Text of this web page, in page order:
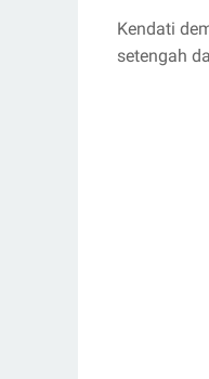
Kendati
setengah